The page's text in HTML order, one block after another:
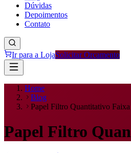
Dúvidas
Depoimentos
Contato
Ir para a LojaSolicitar Orçamento
Home
Blog
Papel Filtro Quantitativo
Papel Filtro